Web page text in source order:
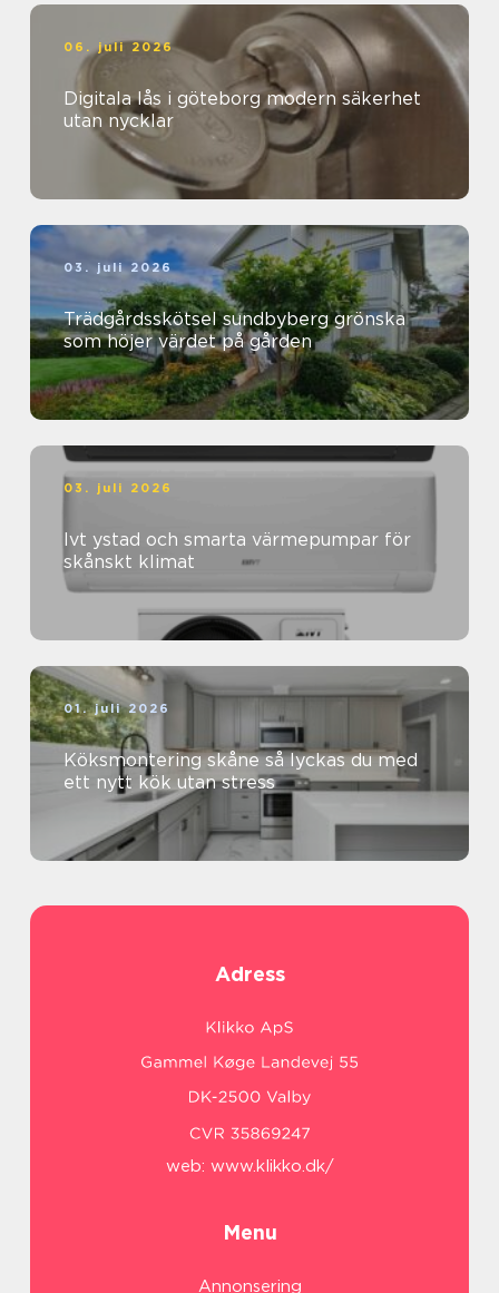
06. juli 2026
Digitala lås i göteborg modern säkerhet
utan nycklar
03. juli 2026
Trädgårdsskötsel sundbyberg grönska
som höjer värdet på gården
03. juli 2026
Ivt ystad och smarta värmepumpar för
skånskt klimat
01. juli 2026
Köksmontering skåne så lyckas du med
ett nytt kök utan stress
Adress
web: www.klikko.dk/
Menu
Annonsering